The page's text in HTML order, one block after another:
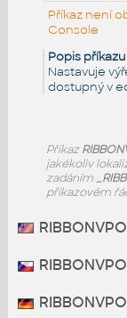
Příkaz není
Console
Popis příkazu
Nastavuje
dostupný v
Příkaz
jakékoliv
zadáním
příkazovém